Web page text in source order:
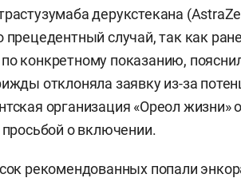
дерукстекана
случай, так как
конкретному показанию,
отклоняла заявку из-за
организация «Ореол жизни»
просьбой о включении.
рекомендованных попали